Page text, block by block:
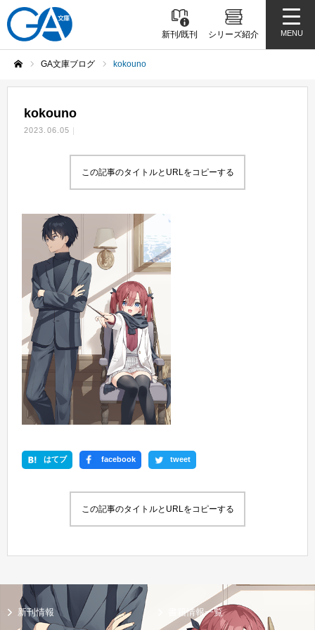
新刊/既刊 シリーズ紹介 MENU
GA文庫ブログ kokouno
kokouno
2023.06.05
この記事のタイトルとURLをコピーする
はてブ facebook tweet
この記事のタイトルとURLをコピーする
新刊情報 書籍情報一覧